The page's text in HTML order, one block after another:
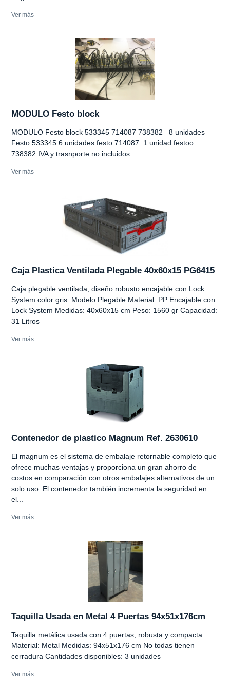
Ver más
MODULO Festo block
MODULO Festo block 533345 714087 738382 8 unidades
Festo 533345 6 unidades festo 714087 1 unidad festoo
738382 IVA y trasnporte no incluidos
Ver más
Caja Plastica Ventilada Plegable 40x60x15 PG6415
Caja plegable ventilada, diseño robusto encajable con Lock
System color gris. Modelo Plegable Material: PP Encajable con
Lock System Medidas: 40x60x15 cm Peso: 1560 gr Capacidad:
31 Litros
Ver más
Contenedor de plastico Magnum Ref. 2630610
El magnum es el sistema de embalaje retornable completo que
ofrece muchas ventajas y proporciona un gran ahorro de
costos en comparación con otros embalajes alternativos de un
solo uso. El contenedor también incrementa la seguridad en
el...
Ver más
Taquilla Usada en Metal 4 Puertas 94x51x176cm
Taquilla metálica usada con 4 puertas, robusta y compacta.
Material: Metal Medidas: 94x51x176 cm No todas tienen
cerradura Cantidades disponibles: 3 unidades
Ver más